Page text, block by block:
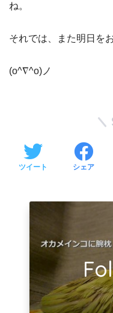
ね。
それでは、また明日を
(o^∇^o)ノ
ツイート シェア